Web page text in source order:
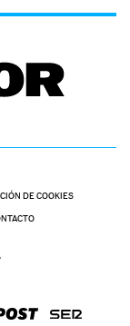
DE COOKIES